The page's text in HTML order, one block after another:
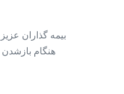
بیمه گذاران
هنگام بازشدن